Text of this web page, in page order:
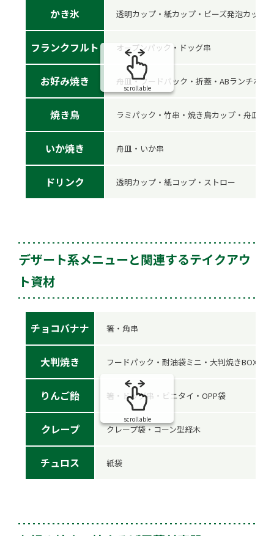
かき氷 透明カップ・紙カップ・ビーズ発泡カップ
フランクフルト オープンパック・ドッグ串
お好み焼き 舟皿・フードパック・折蓋・ABランチボ
焼き鳥 ラミパック・竹串・焼き鳥カップ・舟皿
いか焼き 舟皿・いか串
ドリンク 透明カップ・紙コップ・ストロー
scrollable
デザート系メニューと関連するテイクアウ
ト資材
チョコバナナ 箸・角串
大判焼き フードパック・耐油袋ミニ・大判焼きBOX
りんご飴 箸・ドッグ串・ビニタイ・OPP袋
クレープ クレープ袋・コーン型経木
チュロス 紙袋
scrollable